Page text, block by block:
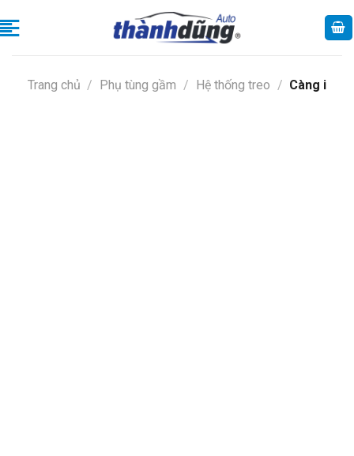
to
Trang chủ / Phụ tùng gầm / Hệ thống treo / Càng i